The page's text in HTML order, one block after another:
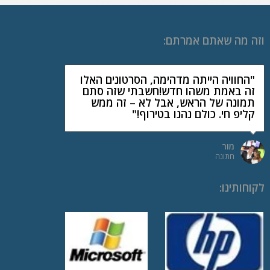
וזה מה שאתם אמרתם:
"החוויה הייתה מדהימה, הסרטונים האלו
זה באמת משהו חדש!חשבתי שזה סתם
תמונה של הראש, אבל לא – זה ממש
קליפ חי. כולם נהנו בטירוף!"
מור
חתונה
לקוחותינו: